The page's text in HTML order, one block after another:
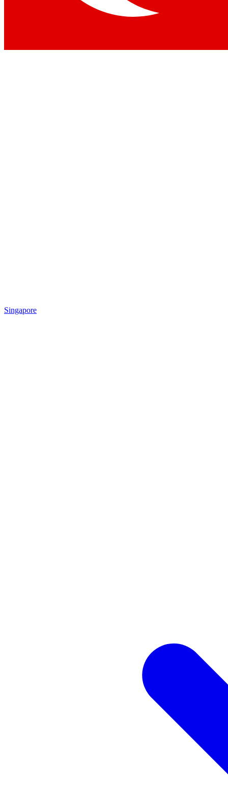
Singapore